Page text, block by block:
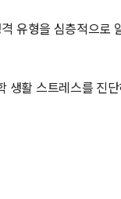
유형을 심층적으로
생활 스트레스를 진